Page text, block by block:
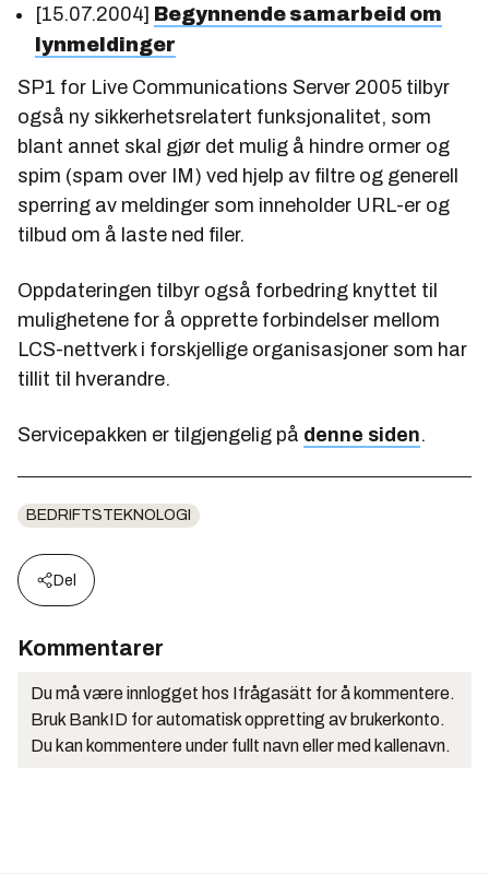
[15.07.2004] Begynnende samarbeid om
lynmeldinger
SP1 for Live Communications Server 2005 tilbyr
også ny sikkerhetsrelatert funksjonalitet, som
blant annet skal gjør det mulig å hindre ormer og
spim (spam over IM) ved hjelp av filtre og generell
sperring av meldinger som inneholder URL-er og
tilbud om å laste ned filer.
Oppdateringen tilbyr også forbedring knyttet til
mulighetene for å opprette forbindelser mellom
LCS-nettverk i forskjellige organisasjoner som har
tillit til hverandre.
Servicepakken er tilgjengelig på denne siden.
BEDRIFTSTEKNOLOGI
Del
Kommentarer
Du må være innlogget hos Ifrågasätt for å kommentere.
Bruk BankID for automatisk oppretting av brukerkonto.
Du kan kommentere under fullt navn eller med kallenavn.